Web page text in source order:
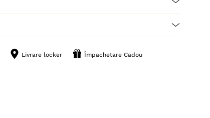
Livrare locker Împachetare Cadou